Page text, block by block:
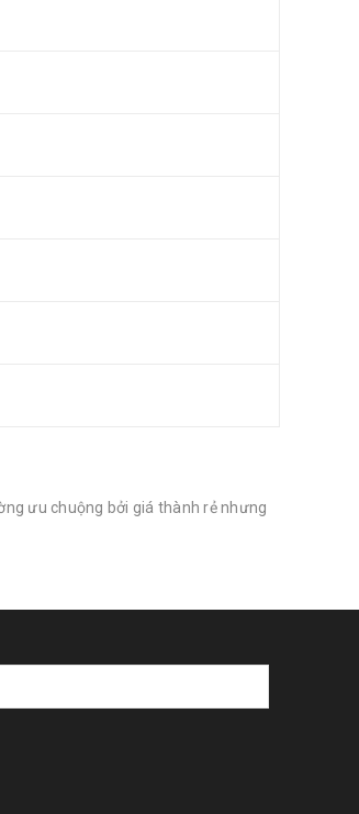
ưu chuộng bởi giá thành rẻ nhưng